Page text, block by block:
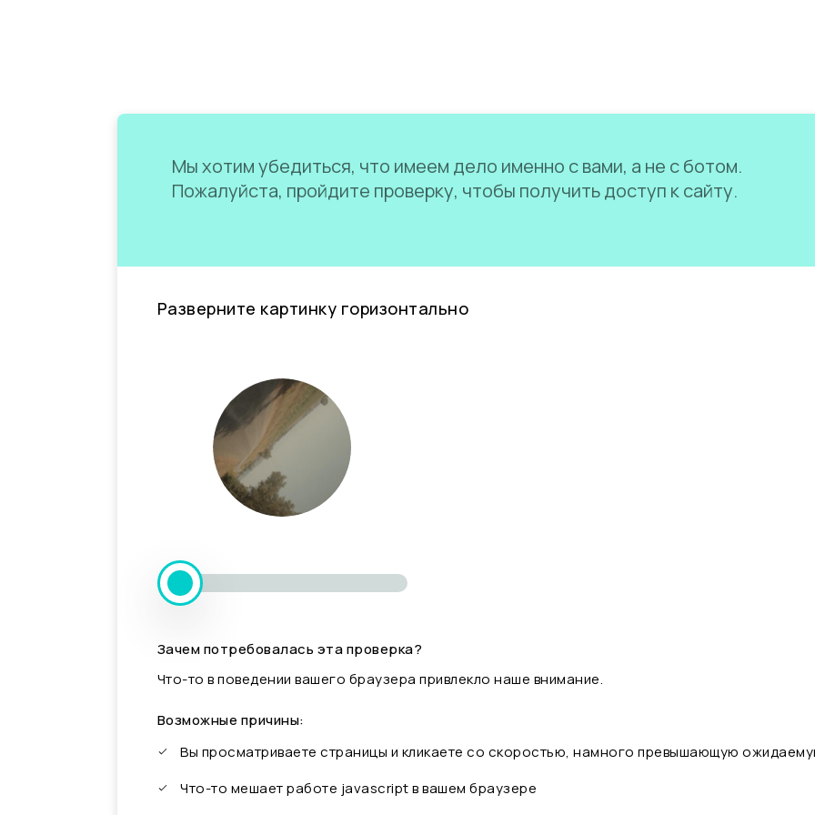
Мы хотим убедиться, что имеем дело именно с вами, а не с ботом.
Пожалуйста, пройдите проверку, чтобы получить доступ к сайту.
Разверните картинку горизонтально
Зачем потребовалась эта проверка?
Что-то в поведении вашего браузера привлекло наше внимание.
Возможные причины:
Вы просматриваете страницы и кликаете со скоростью, намного превышающую
Что-то мешает работе javascript в вашем браузере